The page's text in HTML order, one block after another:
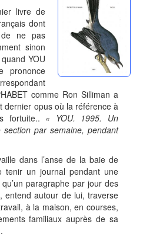
livre de
dont
ne pas
sinon
YOU
comme Ron Silliman a
dernier opus où la référence à
fortuite.. « YOU. 1995. Un
par semaine, pendant
dans l’anse de la baie de
tenir un journal pendant une
paragraphe par jour des
entend autour de lui, traverse
à la maison, en courses,
familiaux auprès de sa